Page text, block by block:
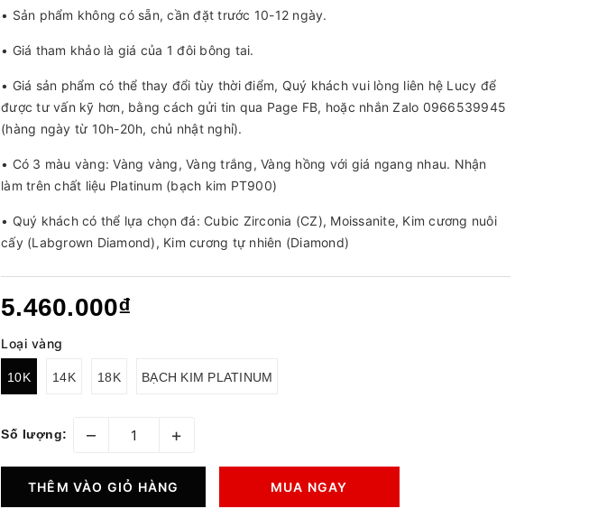
• Sản phẩm không có sẵn, cần đặt trước 10-12 ngày.
• Giá tham khảo là giá của 1 đôi bông tai.
• Giá sản phẩm có thể thay đổi tùy thời điểm, Quý khách vui lòng liên hệ Lucy để
được tư vấn kỹ hơn, bằng cách gửi tin qua Page FB, hoặc nhắn Zalo 0966539945
(hàng ngày từ 10h-20h, chủ nhật nghỉ).
• Có 3 màu vàng: Vàng vàng, Vàng trắng, Vàng hồng với giá ngang nhau. Nhận
làm trên chất liệu Platinum (bạch kim PT900)
• Quý khách có thể lựa chọn đá: Cubic Zirconia (CZ), Moissanite, Kim cương nuôi
cấy (Labgrown Diamond), Kim cương tự nhiên (Diamond)
5.460.000₫
Loại vàng
10K 14K 18K BẠCH KIM PLATINUM
Số lượng: – +
THÊM VÀO GIỎ HÀNG MUA NGAY